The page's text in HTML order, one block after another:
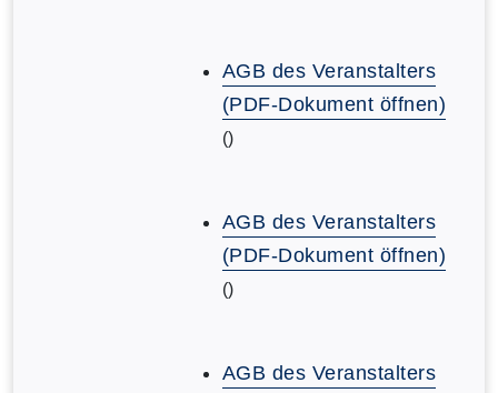
AGB des Veranstalters
(PDF-Dokument öffnen)
()
AGB des Veranstalters
(PDF-Dokument öffnen)
()
AGB des Veranstalters